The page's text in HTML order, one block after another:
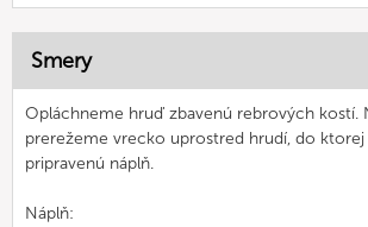
Smery
Opláchneme hruď zbavenú rebrových kostí.
prerežeme vrecko uprostred hrudí, do
pripravenú náplň.
Náplň: